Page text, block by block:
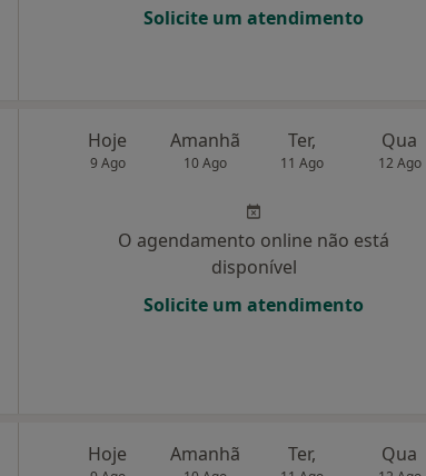
Solicite um atendimento
Hoje
9 Ago
Amanhã
10 Ago
Ter,
11 Ago
Qua
12 Ago
O agendamento online não está
disponível
Solicite um atendimento
Hoje Amanhã Ter, Qua